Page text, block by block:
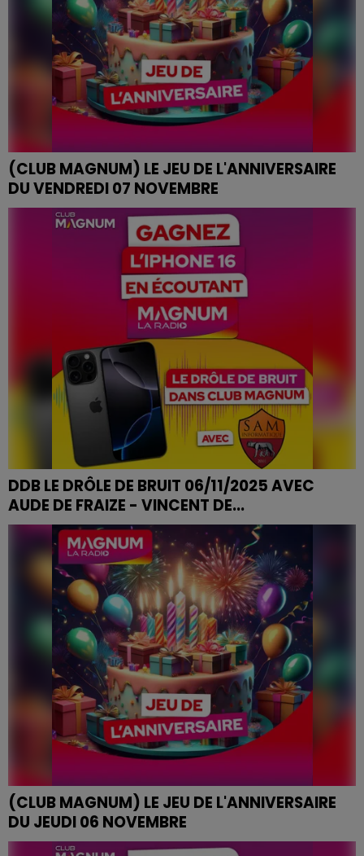
(CLUB MAGNUM) LE JEU DE L'ANNIVERSAIRE
DU VENDREDI 07 NOVEMBRE
JEU DE L'ANNIVERSAIRE DU VENDREDI 07 NOVEMBRE
DDB LE DRÔLE DE BRUIT 06/11/2025 AVEC
AUDE DE FRAIZE - VINCENT DE...
DDB DRÔLE DE BRUIT 06/11/2025
(CLUB MAGNUM) LE JEU DE L'ANNIVERSAIRE
DU JEUDI 06 NOVEMBRE
LE JEU DE L'ANNIVERSAIRE DU JEUDI 06 NOVEMBRE